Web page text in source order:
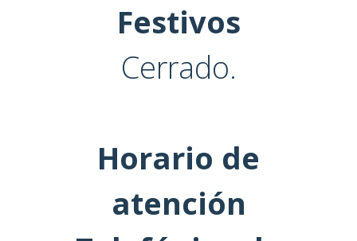
Festivos
Cerrado.
Horario de
atención